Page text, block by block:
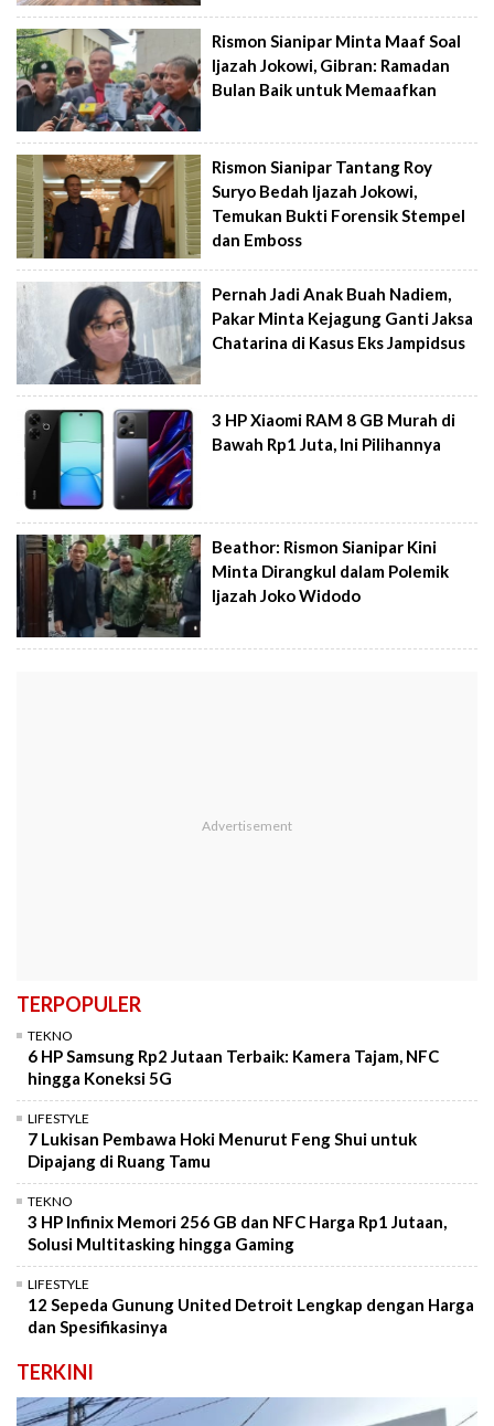
Rismon Sianipar Minta Maaf Soal
Ijazah Jokowi, Gibran: Ramadan
Bulan Baik untuk Memaafkan
Rismon Sianipar Tantang Roy
Suryo Bedah Ijazah Jokowi,
Temukan Bukti Forensik Stempel
dan Emboss
Pernah Jadi Anak Buah Nadiem,
Pakar Minta Kejagung Ganti Jaksa
Chatarina di Kasus Eks Jampidsus
3 HP Xiaomi RAM 8 GB Murah di
Bawah Rp1 Juta, Ini Pilihannya
Beathor: Rismon Sianipar Kini
Minta Dirangkul dalam Polemik
Ijazah Joko Widodo
TERPOPULER
TEKNO
6 HP Samsung Rp2 Jutaan Terbaik: Kamera Tajam, NFC
hingga Koneksi 5G
LIFESTYLE
7 Lukisan Pembawa Hoki Menurut Feng Shui untuk
Dipajang di Ruang Tamu
TEKNO
3 HP Infinix Memori 256 GB dan NFC Harga Rp1 Jutaan,
Solusi Multitasking hingga Gaming
LIFESTYLE
12 Sepeda Gunung United Detroit Lengkap dengan Harga
dan Spesifikasinya
TERKINI